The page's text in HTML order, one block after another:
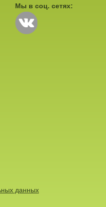
Мы в соц. сетях:
данных